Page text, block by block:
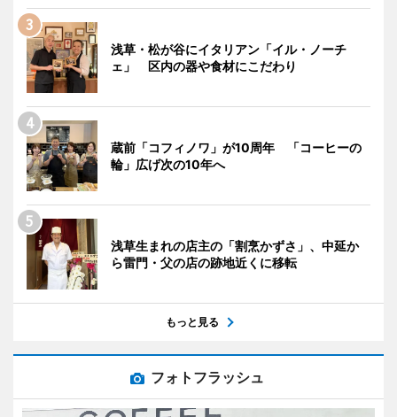
浅草・松が谷にイタリアン「イル・ノーチ
ェ」 区内の器や食材にこだわり
蔵前「コフィノワ」が10周年 「コーヒーの
輪」広げ次の10年へ
浅草生まれの店主の「割烹かずさ」、中延か
ら雷門・父の店の跡地近くに移転
もっと見る
フォトフラッシュ